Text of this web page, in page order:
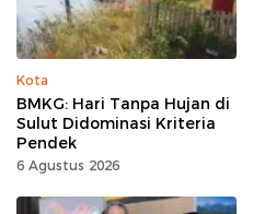
Kota
BMKG: Hari Tanpa Hujan di
Sulut Didominasi Kriteria
Pendek
6 Agustus 2026